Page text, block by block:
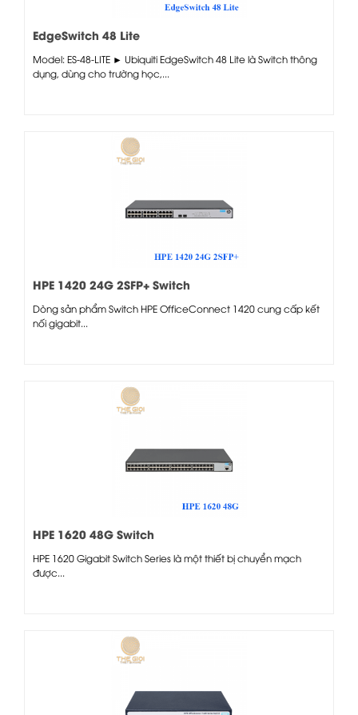
EdgeSwitch 48 Lite
Model: ES-48-LITE ► Ubiquiti EdgeSwitch 48 Lite là Switch thông
dụng, dùng cho trường học,...
HPE 1420 24G 2SFP+ Switch
Dòng sản phẩm Switch HPE OfficeConnect 1420 cung cấp kết
nối gigabit...
HPE 1620 48G Switch
HPE 1620 Gigabit Switch Series là một thiết bị chuyển mạch
được...